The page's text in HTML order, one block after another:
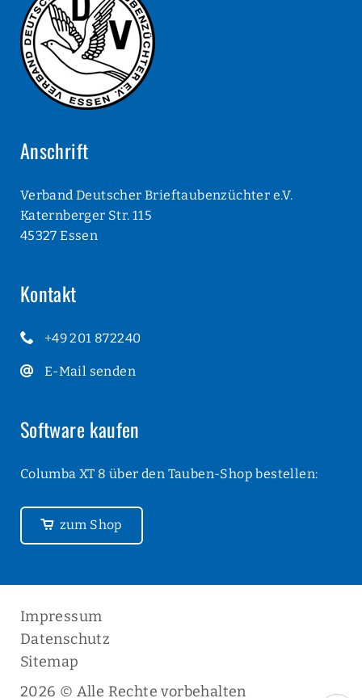
Anschrift
Verband Deutscher Brieftaubenzüchter e.V.
Katernberger Str. 115
45327 Essen
Kontakt
+49 201 872240
E-Mail senden
Software kaufen
Columba XT 8 über den Tauben-Shop bestellen:
zum Shop
Navigation
überspringen
Impressum
Datenschutz
Sitemap
2026 © Alle Rechte vorbehalten